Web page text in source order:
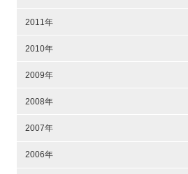
2011年
2010年
2009年
2008年
2007年
2006年